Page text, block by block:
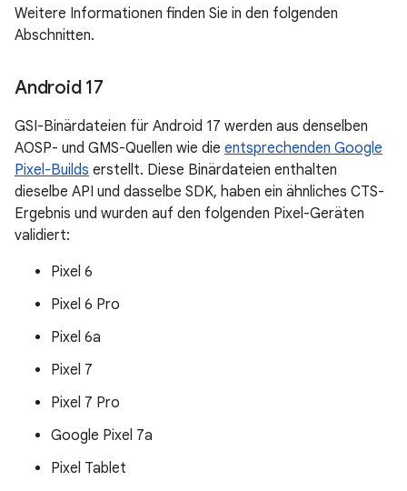
Weitere Informationen finden Sie in den folgenden
Abschnitten.
Android 17
GSI-Binärdateien für Android 17 werden aus denselben
AOSP- und GMS-Quellen wie die entsprechenden Google
Pixel-Builds erstellt. Diese Binärdateien enthalten
dieselbe API und dasselbe SDK, haben ein ähnliches CTS-
Ergebnis und wurden auf den folgenden Pixel-Geräten
validiert:
Pixel 6
Pixel 6 Pro
Pixel 6a
Pixel 7
Pixel 7 Pro
Google Pixel 7a
Pixel Tablet